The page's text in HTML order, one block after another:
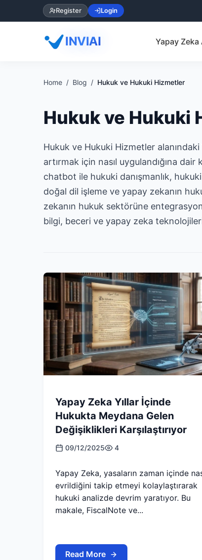
Register Login
INVIAI Yapay Zeka
Home Blog Hukuk ve Hukuki Hizmetler
Hukuk ve Hukuki
Hukuk ve Hukuki Hizmetler
artırmak için nasıl uygulandığına
chatbot ile hukuki danışmanlık,
doğal dil işleme ve yapay zekanın
zekanın hukuk sektörüne
bilgi, beceri ve yapay zeka
Yapay Zeka Yıllar İçinde
Hukukta Meydana Gelen
Değişiklikleri Karşılaştırıyor
09/12/2025 4
Yapay Zeka, yasaların zaman içinde
evrildiğini takip etmeyi kolaylaştırarak
hukuki analizde devrim yaratıyor. Bu
makale, FiscalNote ve...
Read More